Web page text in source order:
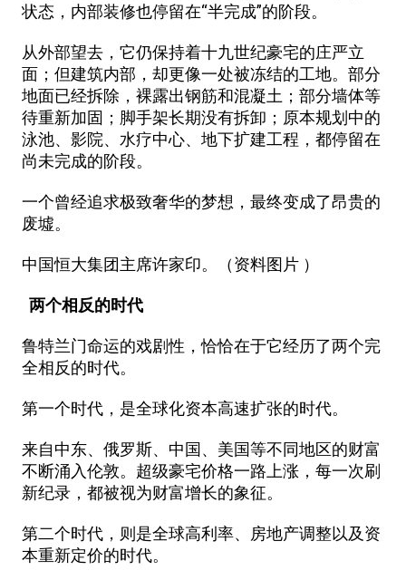
状态，内部装修也停留在“半完成”的阶段。
从外部望去，它仍保持着十九世纪豪宅的庄严立
面；但建筑内部，却更像一处被冻结的工地。部分
地面已经拆除，裸露出钢筋和混凝土；部分墙体等
待重新加固；脚手架长期没有拆卸；原本规划中的
泳池、影院、水疗中心、地下扩建工程，都停留在
尚未完成的阶段。
一个曾经追求极致奢华的梦想，最终变成了昂贵的
废墟。
中国恒大集团主席许家印。（资料图片 ）
两个相反的时代
鲁特兰门命运的戏剧性，恰恰在于它经历了两个完
全相反的时代。
第一个时代，是全球化资本高速扩张的时代。
来自中东、俄罗斯、中国、美国等不同地区的财富
不断涌入伦敦。超级豪宅价格一路上涨，每一次刷
新纪录，都被视为财富增长的象征。
第二个时代，则是全球高利率、房地产调整以及资
本重新定价的时代。